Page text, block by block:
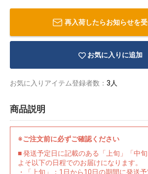
再入荷したらお知らせを
お気に入りに追加
お気に入りアイテム登録者数： 3人
商品説明
※ご注文前に必ずご確認ください
■ 発送予定日に記載のある「上旬」「中
よそ以下の日程でのお届けになります。
・「上旬」：1日から10日の期間に発送予
イラストレ
ーター
アダルトグ
ッズ